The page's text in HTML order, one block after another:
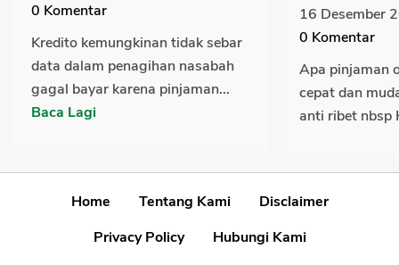
0 Komentar
Kredito kemungkinan tidak sebar
data dalam penagihan nasabah
gagal bayar karena pinjaman...
Baca Lagi
16 Desember
0 Komentar
Apa pinjaman
cepat dan
anti ribet nbsp
Home Tentang Kami
Disclaimer
Privacy Policy
Hubungi Kami